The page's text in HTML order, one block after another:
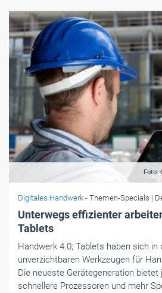
Foto:
Digitales Handwerk - Themen-Specials |
Unterwegs effizienter
Tablets
Handwerk 4.0; Tablets haben sich
unverzichtbaren Werkzeugen für
Die neueste Gerätegeneration
schnellere Prozessoren und mehr